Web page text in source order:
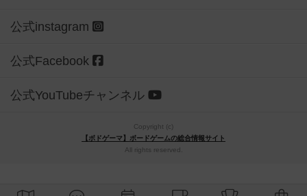
公式instagram
公式Facebook
公式YouTubeチャンネル
Copyright (c)
【ボドゲーマ】ボードゲームの総合情報サイト
All rights reserved.